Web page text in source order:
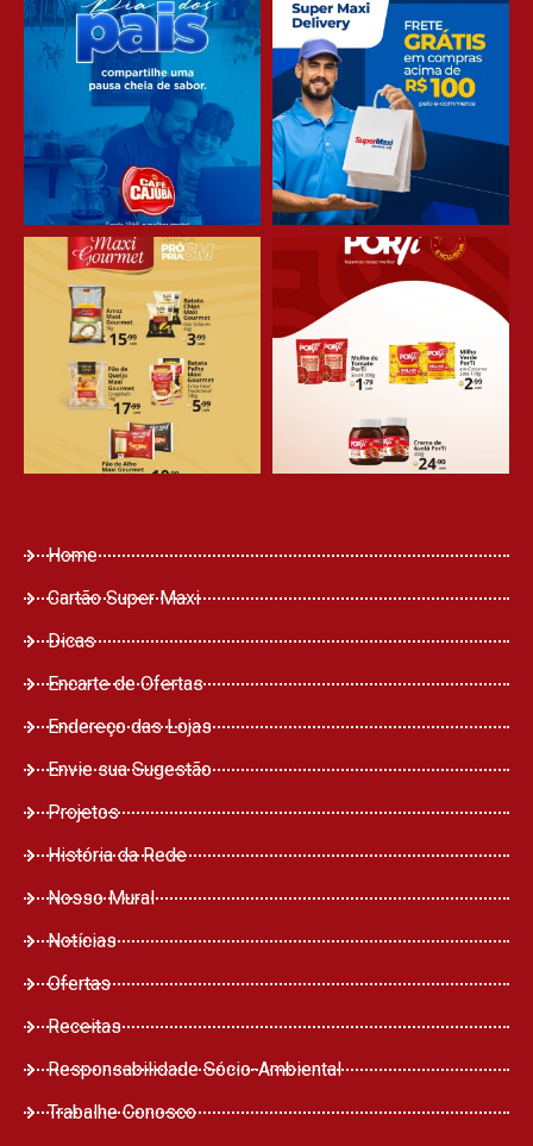
Home
Cartão Super Maxi
Dicas
Encarte de Ofertas
Endereço das Lojas
Envie sua Sugestão
Projetos
História da Rede
Nosso Mural
Notícias
Ofertas
Receitas
Responsabilidade Sócio-Ambiental
Trabalhe Conosco